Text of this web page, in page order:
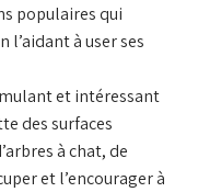
populaires qui
à user ses
et intéressant
des surfaces
à chat, de
et l’encourager à